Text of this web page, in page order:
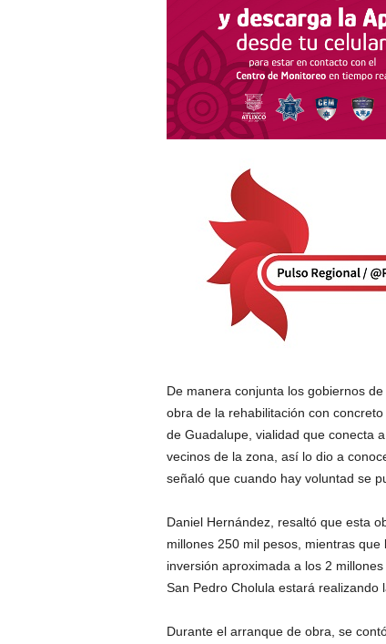
De manera conjunta los gobiernos
obra de la rehabilitación con
de Guadalupe, vialidad que conecta
vecinos de la zona, así lo dio a
señaló que cuando hay voluntad se
Daniel Hernández, resaltó que esta
millones 250 mil pesos, mientras
inversión aproximada a los 2
San Pedro Cholula estará realizando
Durante el arranque de obra, se